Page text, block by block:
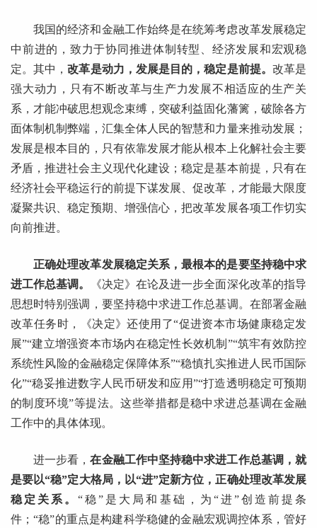
我国的经济和金融工作始终是在统筹考虑改革发展稳定
中前进的，致力于协同推进体制转型、经济发展和宏观稳
定。其中，改革是动力，发展是目的，稳定是前提。 改革是
强大动力，只有不断改革与生产力发展不相适应的生产关
系，才能冲破思想观念束缚，突破利益固化藩篱，破除各方
面体制机制弊端，汇集全体人民的智慧和力量来推动发展；
发展是根本目的，只有依靠发展才能从根本上化解社会主要
矛盾，推进社会主义现代化建设；稳定是基本前提，只有在
经济社会平稳运行的前提下谋发展、促改革，才能最大限度
凝聚共识、稳定预期、增强信心，把改革发展各项工作切实
向前推进。
正确处理改革发展稳定关系，最根本的是要坚持稳中求
进工作总基调。
《决定》在论及进一步全面深化改革的指导
思想时特别强调，要坚持稳中求进工作总基调。在部署金融
改革任务时，《决定》还使用了“促进资本市场健康稳定发
展”“建立增强资本市场内在稳定性长效机制”“筑牢有效防控
系统性风险的金融稳定保障体系”“稳慎扎实推进人民币国际
化”“稳妥推进数字人民币研发和应用”“打造透明稳定可预期
的制度环境”等提法。这些举措都是稳中求进总基调在金融
工作中的具体体现。
进一步看，在金融工作中坚持稳中求进工作总基调，就
是要以“稳”定大格局，以“进”定新方位，正确处理改革发展
稳定关系。“稳”是大局和基础，为“进”创造前提条
件；“稳”的重点是构建科学稳健的金融宏观调控体系，管好